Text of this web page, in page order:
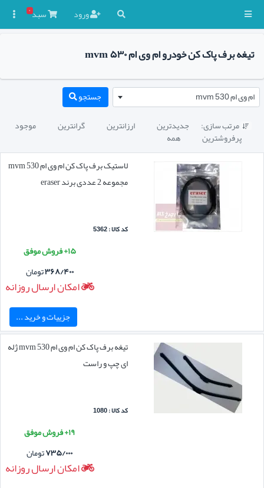
ورود سبد۰
تیغه برف پاک کن خودرو ام وی ام mvm ۵۳۰
ام وی ام mvm 530 جستجو
 مرتب سازی: جدیدترین ارزانترین گرانترین موجود
پرفروشترین
همه
لاستیک برف پاک کن ام وی ام mvm 530
مجموعه 2 عددی برند eraser
کد کالا : 5362
۱۵+ فروش موفق
۳۶۸/۴۰۰تومان
امکان ارسال روزانه
جزییات و خرید ...
تیغه برف پاک کن ام وی ام mvm 530 ژله
ای چپ و راست
کد کالا : 1080
۱۹+ فروش موفق
۷۳۵/۰۰۰تومان
امکان ارسال روزانه